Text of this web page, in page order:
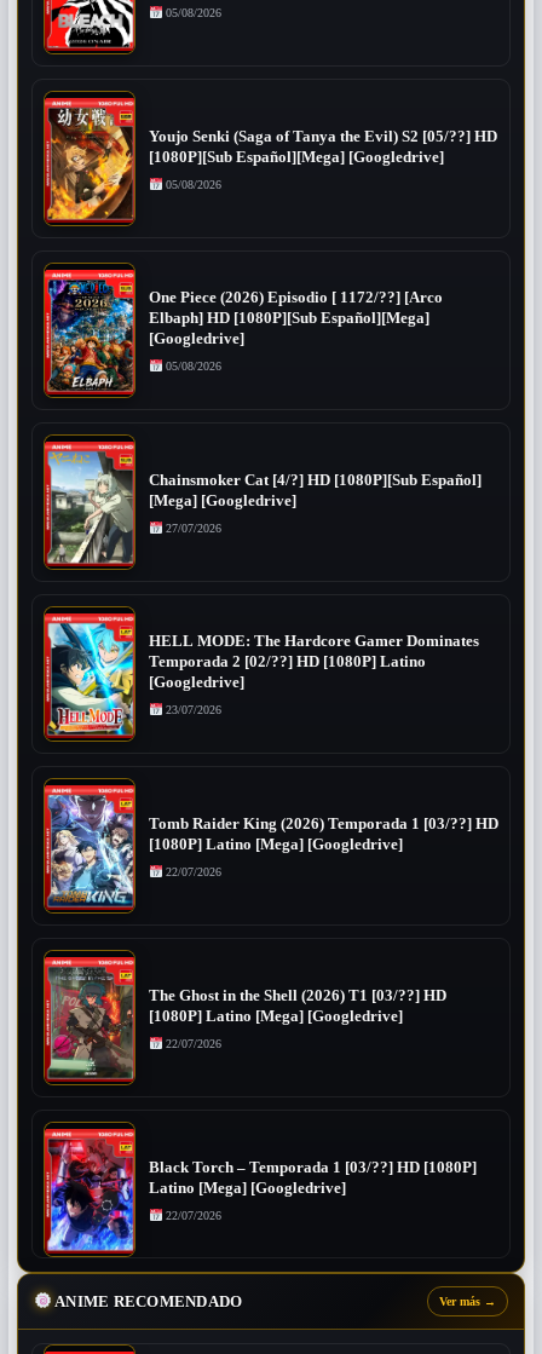
05/08/2026
Youjo Senki (Saga of Tanya the Evil) S2 [05/??] HD
[1080P][Sub Español][Mega] [Googledrive]
05/08/2026
One Piece (2026) Episodio [ 1172/??] [Arco
Elbaph] HD [1080P][Sub Español][Mega]
[Googledrive]
05/08/2026
Chainsmoker Cat [4/?] HD [1080P][Sub Español]
[Mega] [Googledrive]
27/07/2026
HELL MODE: The Hardcore Gamer Dominates
Temporada 2 [02/??] HD [1080P] Latino
[Googledrive]
23/07/2026
Tomb Raider King (2026) Temporada 1 [03/??] HD
[1080P] Latino [Mega] [Googledrive]
22/07/2026
The Ghost in the Shell (2026) T1 [03/??] HD
[1080P] Latino [Mega] [Googledrive]
22/07/2026
Black Torch – Temporada 1 [03/??] HD [1080P]
Latino [Mega] [Googledrive]
22/07/2026
ANIME RECOMENDADO Ver más →